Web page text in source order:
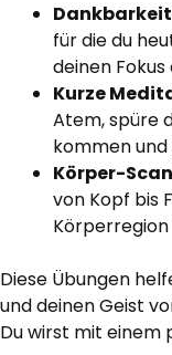
für die du
deinen
Kurze
Atem, spüre
kommen und
Körper-
von Kopf bis
Körperregion
Diese Übungen
und deinen Geist
Du wirst mit einem